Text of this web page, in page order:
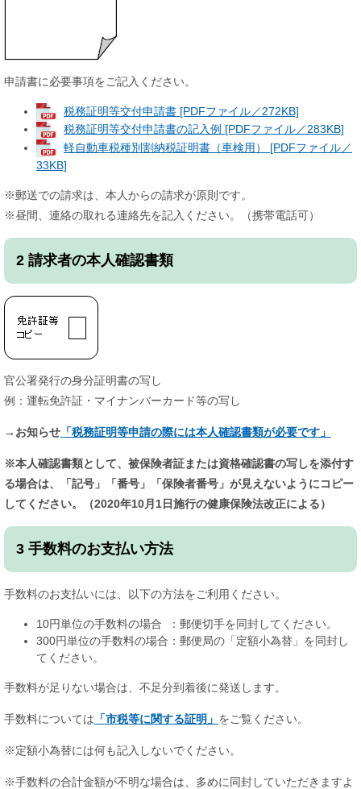
申請書に必要事項をご記入ください。
税務証明等交付申請書 [PDFファイル／272KB]
税務証明等交付申請書の記入例 [PDFファイル／283KB]
軽自動車税種別割納税証明書（車検用） [PDFファイル／
33KB]
※郵送での請求は、本人からの請求が原則です。
※昼間、連絡の取れる連絡先を記入ください。（携帯電話可）
2 請求者の本人確認書類
官公署発行の身分証明書の写し
例：運転免許証・マイナンバーカード等の写し
→お知らせ 「税務証明等申請の際には本人確認書類が必要です」
※本人確認書類として、被保険者証または資格確認書の写しを添付す
る場合は、「記号」「番号」「保険者番号」が見えないようにコピー
してください。（2020年10月1日施行の健康保険法改正による）​
3 手数料のお支払い方法
手数料のお支払いには、以下の方法をご利用ください。
10円単位の手数料の場合 ：郵便切手を同封してください。
300円単位の手数料の場合：郵便局の「定額小為替」を同封し
てください。
手数料が足りない場合は、不足分到着後に発送します。
手数料については 「市税等に関する証明」 をご覧ください。
※定額小為替には何も記入しないでください。
※手数料の合計金額が不明な場合は、多めに同封していただきますよ